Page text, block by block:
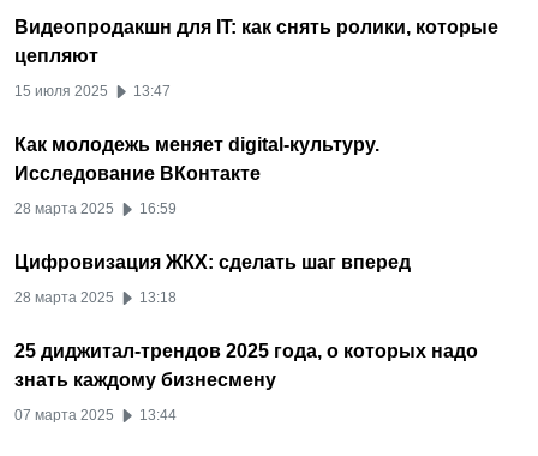
Видеопродакшн для IT: как снять ролики, которые
цепляют
15 июля 2025 13:47
Как молодежь меняет digital-культуру.
Исследование ВКонтакте
28 марта 2025 16:59
Цифровизация ЖКХ: сделать шаг вперед
28 марта 2025 13:18
25 диджитал-трендов 2025 года, о которых надо
знать каждому бизнесмену
07 марта 2025 13:44